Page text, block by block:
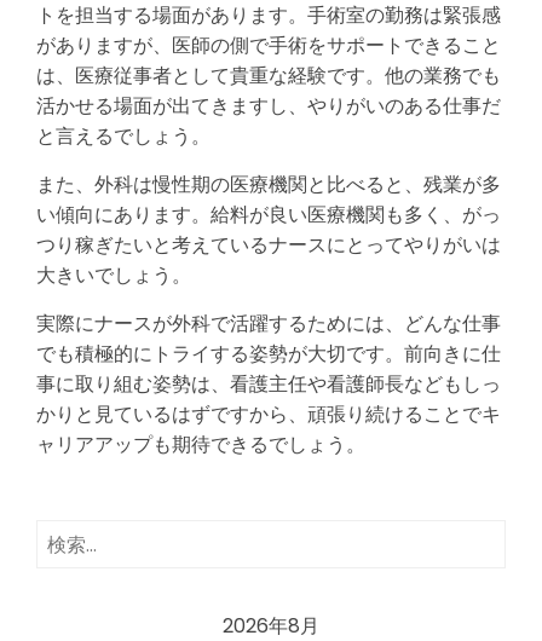
トを担当する場面があります。手術室の勤務は緊張感
がありますが、医師の側で手術をサポートできること
は、医療従事者として貴重な経験です。他の業務でも
活かせる場面が出てきますし、やりがいのある仕事だ
と言えるでしょう。
また、外科は慢性期の医療機関と比べると、残業が多
い傾向にあります。給料が良い医療機関も多く、がっ
つり稼ぎたいと考えているナースにとってやりがいは
大きいでしょう。
実際にナースが外科で活躍するためには、どんな仕事
でも積極的にトライする姿勢が大切です。前向きに仕
事に取り組む姿勢は、看護主任や看護師長などもしっ
かりと見ているはずですから、頑張り続けることでキ
ャリアアップも期待できるでしょう。
検
2026年8月